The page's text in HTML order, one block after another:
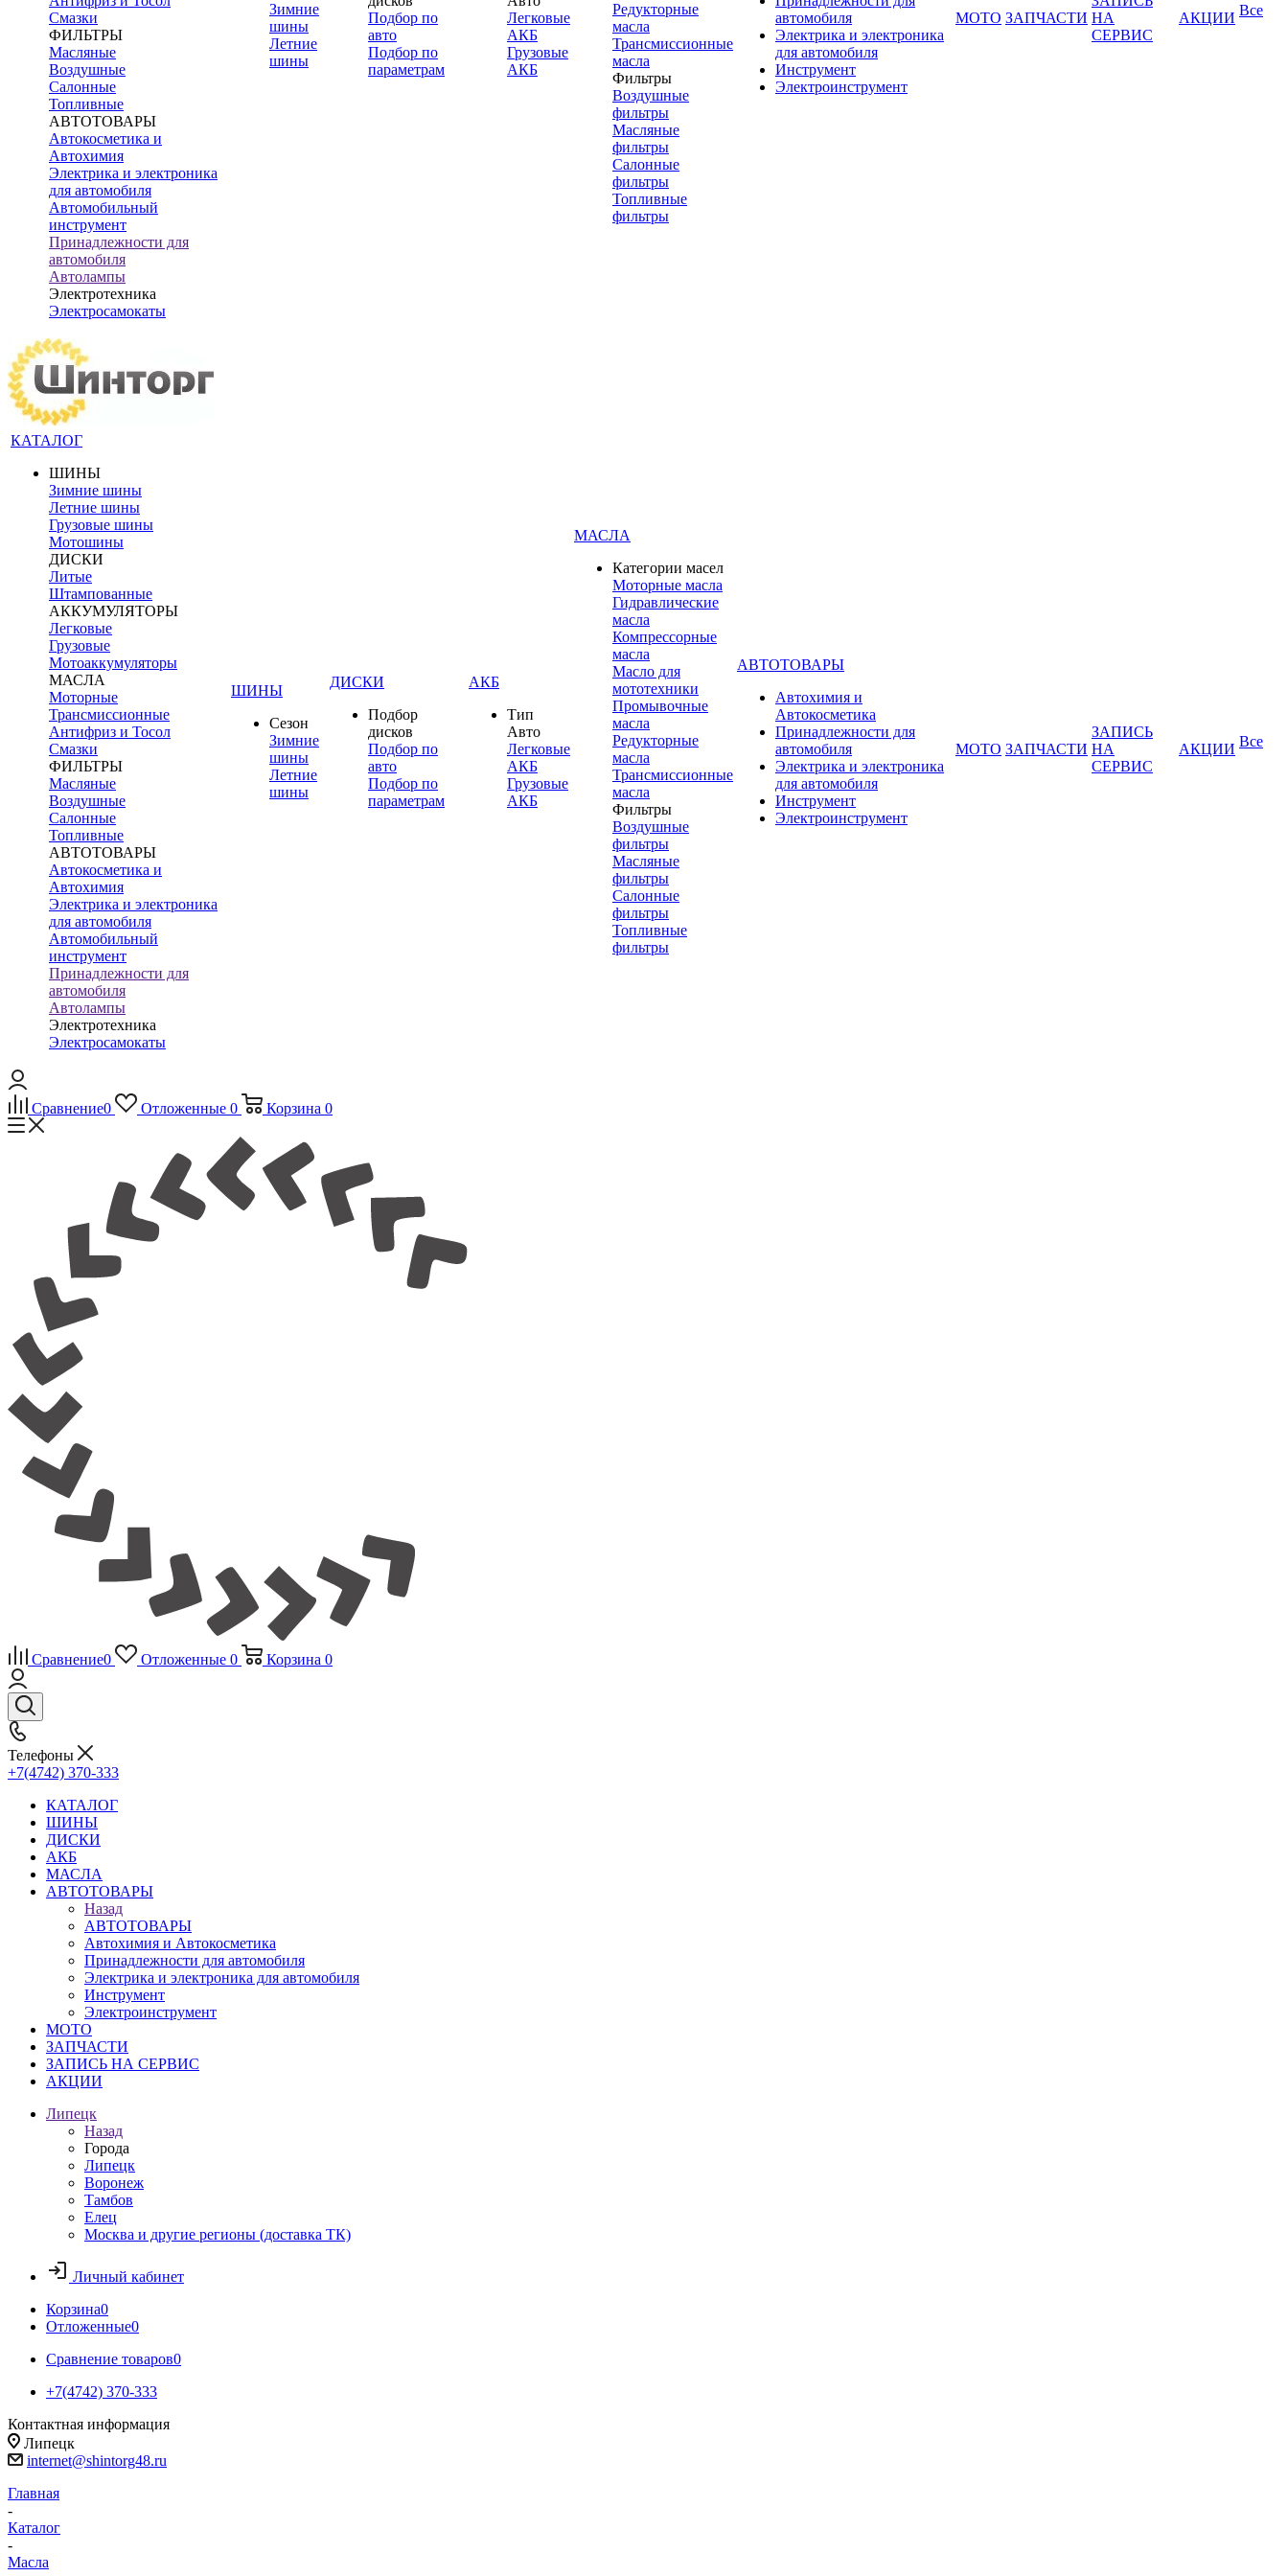
Смазки
ФИЛЬТРЫ
Масляные
Воздушные
Салонные
Топливные
АВТОТОВАРЫ
Автокосметика и
Автохимия
Электрика и электроника
для автомобиля
Автомобильный
инструмент
Принадлежности для
автомобиля
Автолампы
Электротехника
Электросамокаты
Зимние
шины
Летние
шины
Подбор по
авто
Подбор по
параметрам
Легковые
АКБ
Грузовые
АКБ
Редукторные
масла
Трансмиссионные
масла
Фильтры
Воздушные
фильтры
Масляные
фильтры
Салонные
фильтры
Топливные
фильтры
автомобиля
Электрика и электроника
для автомобиля
Инструмент
Электроинструмент
МОТО ЗАПЧАСТИ НА
СЕРВИС
АКЦИИ Все
КАТАЛОГ
ШИНЫ
Зимние шины
Летние шины
Грузовые шины
Мотошины
ДИСКИ
Литые
Штампованные
АККУМУЛЯТОРЫ
Легковые
Грузовые
Мотоаккумуляторы
МАСЛА
Моторные
Трансмиссионные
Антифриз и Тосол
Смазки
ФИЛЬТРЫ
Масляные
Воздушные
Салонные
Топливные
АВТОТОВАРЫ
Автокосметика и
Автохимия
Электрика и электроника
для автомобиля
Автомобильный
инструмент
Принадлежности для
автомобиля
Автолампы
Электротехника
Электросамокаты
ШИНЫ
Сезон
Зимние
шины
Летние
шины
ДИСКИ
Подбор
дисков
Подбор по
авто
Подбор по
параметрам
АКБ
Тип
Авто
Легковые
АКБ
Грузовые
АКБ
МАСЛА
Категории масел
Моторные масла
Гидравлические
масла
Компрессорные
масла
Масло для
мототехники
Промывочные
масла
Редукторные
масла
Трансмиссионные
масла
Фильтры
Воздушные
фильтры
Масляные
фильтры
Салонные
фильтры
Топливные
фильтры
АВТОТОВАРЫ
Автохимия и
Автокосметика
Принадлежности для
автомобиля
Электрика и электроника
для автомобиля
Инструмент
Электроинструмент
МОТО ЗАПЧАСТИ
ЗАПИСЬ
НА
СЕРВИС
АКЦИИ Все
Сравнение0 Отложенные 0 Корзина 0
Сравнение0 Отложенные 0 Корзина 0
Телефоны
+7(4742) 370-333
КАТАЛОГ
ШИНЫ
ДИСКИ
АКБ
МАСЛА
АВТОТОВАРЫ
Назад
АВТОТОВАРЫ
Автохимия и Автокосметика
Принадлежности для автомобиля
Электрика и электроника для автомобиля
Инструмент
Электроинструмент
МОТО
ЗАПЧАСТИ
ЗАПИСЬ НА СЕРВИС
АКЦИИ
Липецк
Назад
Города
Липецк
Воронеж
Тамбов
Елец
Москва и другие регионы (доставка ТК)
Личный кабинет
Корзина0
Отложенные0
Сравнение товаров0
+7(4742) 370-333
Контактная информация
Липецк
internet@shintorg48.ru
Главная
-
Каталог
-
Масла